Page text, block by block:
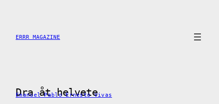
contenido
ERRR MAGAZINE
Dra åt helvete
Emanuel Pablo Ernesto Vivas